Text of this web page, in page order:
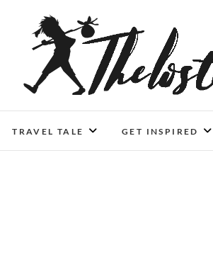
An
TRAVEL TALE GET INSPIRED